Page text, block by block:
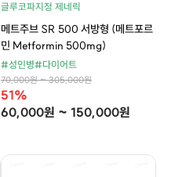
글루코파지정 제네릭
메트주브 SR 500 서방형 (메트포르
민 Metformin 500mg)
#성인병#다이어트
70,000원 ~ 305,000원
51%
60,000원 ~ 150,000원